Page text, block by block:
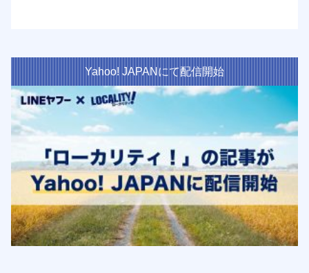
Yahoo! JAPANにて配信開始